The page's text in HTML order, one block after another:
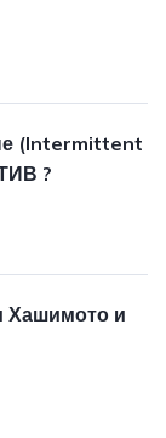
(Intermittent
?
Хашимото и